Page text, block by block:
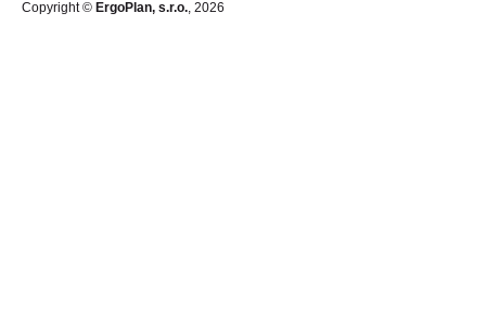
Copyright © ErgoPlan, s.r.o., 2026